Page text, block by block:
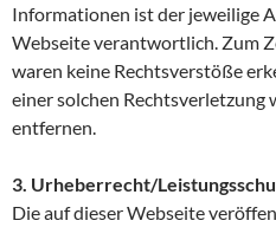
Informationen ist der jeweilige
Webseite verantwortlich. Zum
waren keine Rechtsverstöße
einer solchen Rechtsverletzung
entfernen.
3. Urheberrecht/
Die auf dieser Webseite